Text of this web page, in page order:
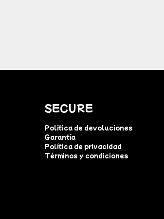
SECURE
Política de devoluciones
Garantía
Política de privacidad
Términos y condiciones